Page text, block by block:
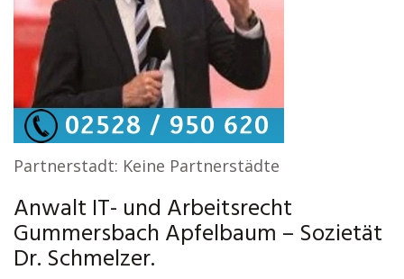
Partnerstadt: Keine Partnerstädte
Anwalt IT- und Arbeitsrecht
Gummersbach Apfelbaum – Sozietät
Dr. Schmelzer.